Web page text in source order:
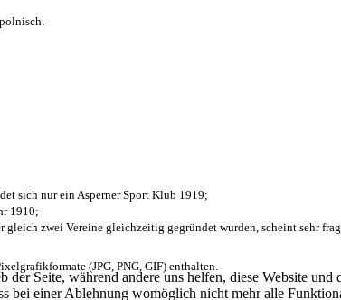
Seite, während andere uns helfen, diese Website
bei einer Ablehnung womöglich nicht mehr alle
sich nur ein Asperner Sport Klub 1919;
1910;
zwei Vereine gleichzeitig gegründet wurden, scheint sehr
(JPG, PNG, GIF) enthalten.